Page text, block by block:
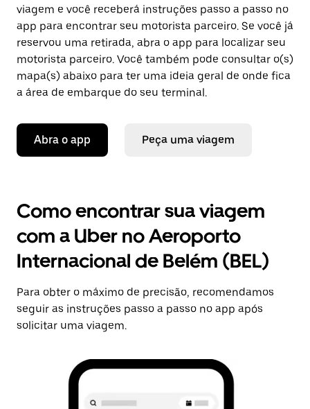
viagem e você receberá instruções passo a passo no
app para encontrar seu motorista parceiro. Se você já
reservou uma retirada, abra o app para localizar seu
motorista parceiro. Você também pode consultar o(s)
mapa(s) abaixo para ter uma ideia geral de onde fica
a área de embarque do seu terminal.
Abra o app Peça uma viagem
Como encontrar sua viagem
com a Uber no Aeroporto
Internacional de Belém (BEL)
Para obter o máximo de precisão, recomendamos
seguir as instruções passo a passo no app após
solicitar uma viagem.